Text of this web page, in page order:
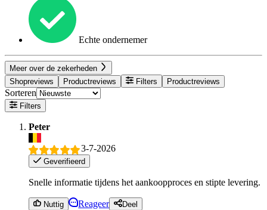
Echte ondernemer
Meer over de zekerheden
Shopreviews
Productreviews Filters Productreviews
Sorteren
Filters
Peter
3-7-2026
Geverifieerd
Snelle informatie tijdens het aankoopproces en stipte levering.
Nuttig Reageer Deel